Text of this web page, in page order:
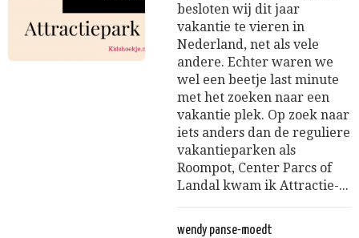
besloten wij dit jaar
vakantie te vieren in
Nederland, net als vele
andere. Echter waren we
wel een beetje last minute
met het zoeken naar een
vakantie plek. Op zoek naar
iets anders dan de reguliere
vakantieparken als
Roompot, Center Parcs of
Landal kwam ik Attractie-...
wendy panse-moedt